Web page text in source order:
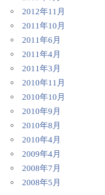
2012年11月
2011年10月
2011年6月
2011年4月
2011年3月
2010年11月
2010年10月
2010年9月
2010年8月
2010年4月
2009年4月
2008年7月
2008年5月